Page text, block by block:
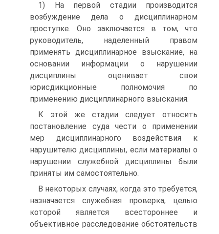
1) На первой стадии производится
возбуждение дела о дисциплинарном
проступке. Оно заключается в том, что
руководитель, наделенный правом
применять дисциплинарное взыскание, на
основании информации о нарушении
дисциплины оценивает свои
юрисдикционные полномочия по
применению дисциплинарного взыскания.
К этой же стадии следует относить
постановление суда чести о применении
мер дисциплинарного воздействия к
нарушителю дисциплины, если материалы о
нарушении служебной дисциплины были
приняты им самостоятельно.
В некоторых случаях, когда это требуется,
назначается служебная проверка, целью
которой является всестороннее и
объективное расследование обстоятельств